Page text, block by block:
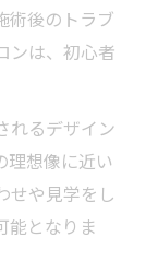
術後のトラブ
ンは、初心者
れるデザイン
理想像に近い
せや見学をし
能となりま